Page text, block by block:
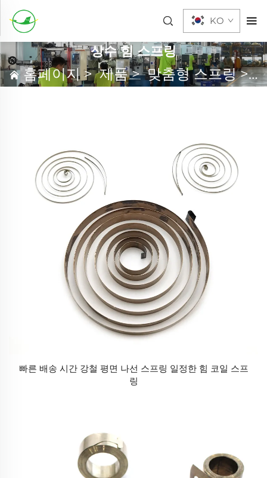
KO
상수 힘 스프링
홈페이지>제품>맞춤형 스프링>
빠른 배송 시간 강철 평면 나선 스프링 일정한 힘 코일 스프
링